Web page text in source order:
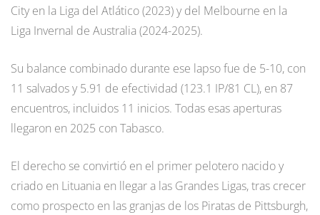
City en la Liga del Atlático (2023) y del Melbourne en la
Liga Invernal de Australia (2024-2025).
Su balance combinado durante ese lapso fue de 5-10, con
11 salvados y 5.91 de efectividad (123.1 IP/81 CL), en 87
encuentros, incluidos 11 inicios. Todas esas aperturas
llegaron en 2025 con Tabasco.
El derecho se convirtió en el primer pelotero nacido y
criado en Lituania en llegar a las Grandes Ligas, tras crecer
como prospecto en las granjas de los Piratas de Pittsburgh,